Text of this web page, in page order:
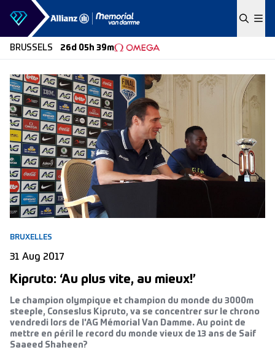
Skip to content
BRUSSELS 26d 05h 39m
BRUXELLES
31 Aug 2017
Kipruto: ‘Au plus vite, au mieux!’
Le champion olympique et champion du monde du 3000m
steeple, Conseslus Kipruto, va se concentrer sur le chrono
vendredi lors de l'AG Mémorial Van Damme. Au point de
mettre en péril le record du monde vieux de 13 ans de Saif
Saaeed Shaheen?